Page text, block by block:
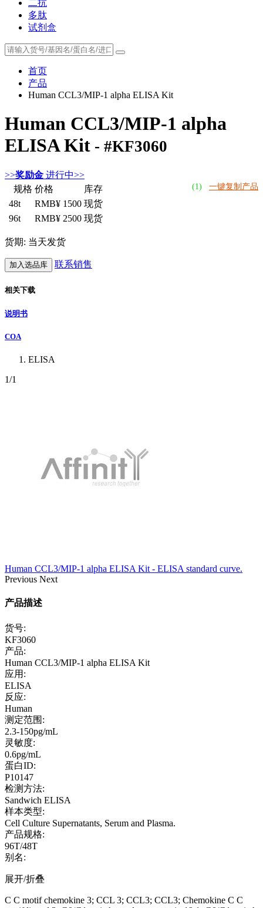
二抗
多肽
试剂盒
首页
产品
Human CCL3/MIP-1 alpha ELISA Kit
Human CCL3/MIP-1 alpha
ELISA Kit - #KF3060
>>奖励金 进行中>>
(1) 一键复制产品
规格 价格
库存
48t
RMB¥ 1500 现货
96t
RMB¥ 2500 现货
货期: 当天发货
加入选品库 联系销售
相关下载
说明书
COA
ELISA
1/1
Human CCL3/MIP-1 alpha ELISA Kit - ELISA standard curve.
Previous Next
产品描述
货号:
KF3060
产品:
Human CCL3/MIP-1 alpha ELISA Kit
应用:
ELISA
反应:
Human
测定范围:
2.3-150pg/mL
灵敏度:
0.6pg/mL
蛋白ID:
P10147
检测方法:
Sandwich ELISA
样本类型:
Cell Culture Supernatants, Serum and Plasma.
产品规格:
96T/48T
别名:
展开/折叠
C C motif chemokine 3; CCL 3; CCL3; CCL3; Chemokine C C